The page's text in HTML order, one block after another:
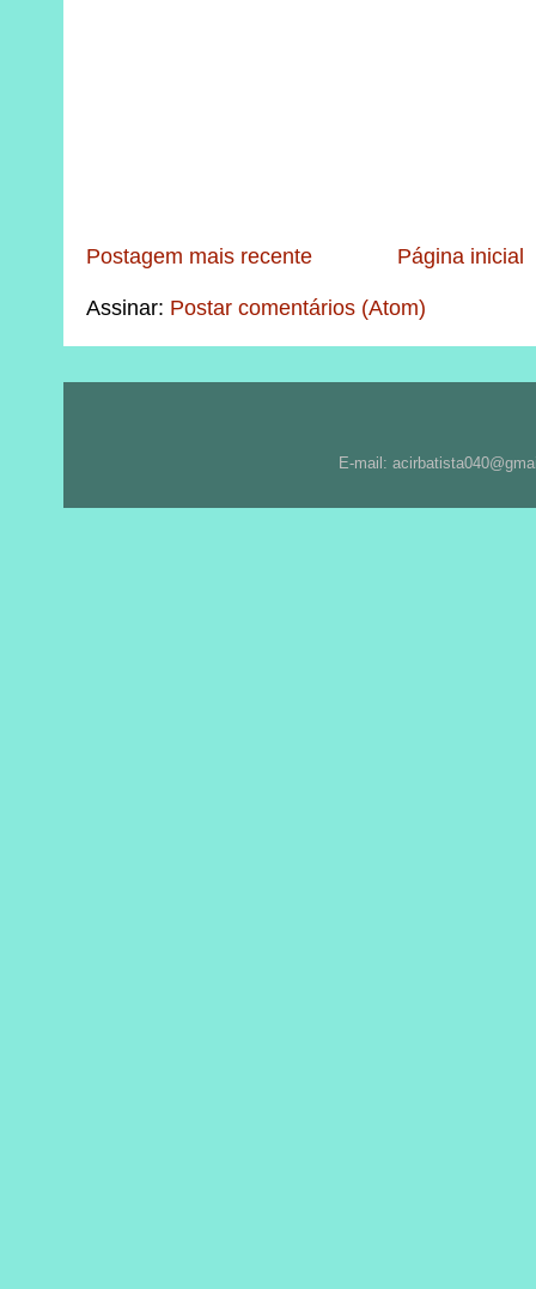
Postagem mais recente Página inicial
Assinar: Postar comentários (Atom)
E-mail: